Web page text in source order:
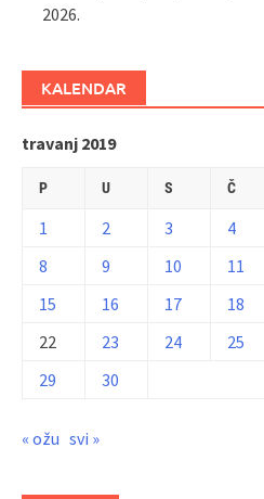
2026.
KALENDAR
travanj 2019
P U S Č
1 2 3 4
8
9 10 11
15
16 17 18
22
23 24 25
29
30
« ožu svi »